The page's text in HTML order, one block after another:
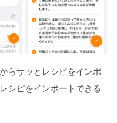
らサッとレシピをインポ
シピをインポートできる